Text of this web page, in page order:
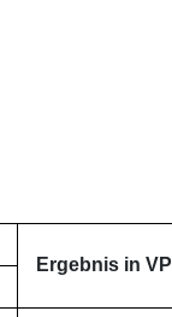
Ergebnis in VP